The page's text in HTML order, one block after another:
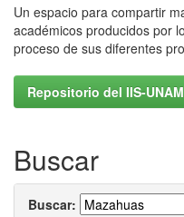
Un espacio para compartir
académicos producidos por
proceso de sus diferentes
Repositorio del IIS-UNAM
Buscar
Buscar: